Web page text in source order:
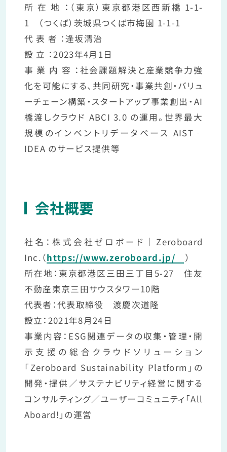
所 在 地 ：（東京）東京都港区西新橋 1-1-
1 （つくば）茨城県つくば市梅園 1-1-1
代 表 者 ：逢󠄀坂清治
設 立 ：2023年4月1日
事 業 内 容 ：社会課題解決と産業競争力強
化を可能にする、共同研究・事業共創・バリュ
ーチェーン構築・スタートアップ事業創出・AI
橋渡しクラウド ABCI 3.0 の運用。世界最大
規模のインベントリデータベース AIST‐
IDEA のサービス提供等
会社概要
社名：株式会社ゼロボード｜Zeroboard
Inc.（https://www.zeroboard.jp/
）
所在地：東京都港区三田三丁目5-27 住友
不動産東京三田サウスタワー10階
代表者：代表取締役 渡慶次道隆
設立：2021年8月24日
事業内容：ESG関連データの収集・管理・開
示支援の総合クラウドソリューション
「Zeroboard Sustainability Platform」の
開発・提供／サステナビリティ経営に関する
コンサルティング／ユーザーコミュニティ「All
Aboard!」の運営